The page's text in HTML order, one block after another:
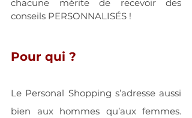
chacune mérite de recevoir des
conseils PERSONNALISÉS !
Pour qui ?
Le Personal Shopping s’adresse aussi
bien aux hommes qu’aux femmes.